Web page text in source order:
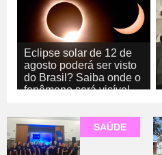
Eclipse solar de 12 de
agosto poderá ser visto
do Brasil? Saiba onde o
fenômeno será visível
SAÚDE